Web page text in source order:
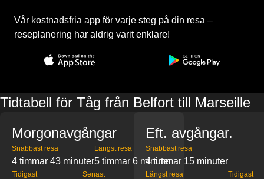
Vår kostnadsfria app för varje steg på din resa –
reseplanering har aldrig varit enklare!
Tidtabell för Tåg från Belfort till Marseille
Morgonavgångar
Snabbast resa
4 timmar 43 minuter
Längst resa
5 timmar 6 minuter
Tidigast Senast
Eft. avgångar.
Snabbast resa
4 timmar 15 minuter
Längst resa Tidigast